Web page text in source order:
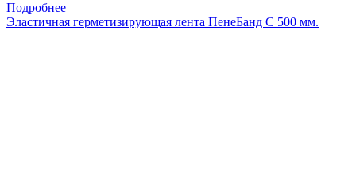
Подробнее
Эластичная герметизирующая лента ПенеБанд С 500 мм.